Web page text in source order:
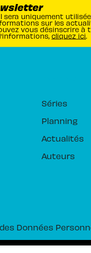
sera uniquement
sur les
vous désinscrire à
cliquez ici
Séries
Planning
Actualités
Auteurs
Données